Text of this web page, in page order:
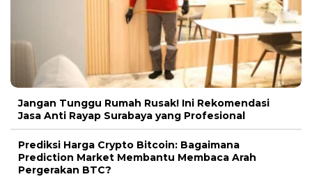
Jangan Tunggu Rumah Rusak! Ini Rekomendasi
Jasa Anti Rayap Surabaya yang Profesional
Prediksi Harga Crypto Bitcoin: Bagaimana
Prediction Market Membantu Membaca Arah
Pergerakan BTC?